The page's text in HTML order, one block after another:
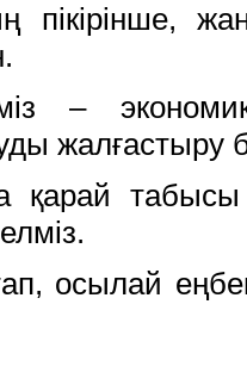
пікірінше,
–
қарай
осылай